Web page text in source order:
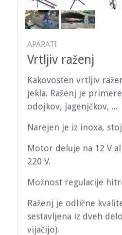
APARATI
Vrtljiv raženj
Kakovosten vrtljiv
jekla. Raženj je
odojkov, jagenjčkov, ...
Narejen je iz inoxa,
Motor deluje na 12 V
220 V.
Možnost regulacije
Raženj je odlične
sestavljena iz dveh
vijačijo).